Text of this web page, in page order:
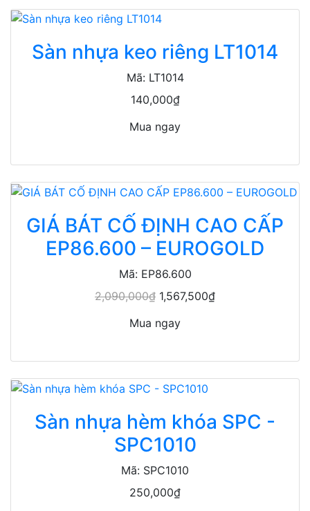
Sàn nhựa keo riêng LT1014
Mã: LT1014
140,000₫
Mua ngay
GIÁ BÁT CỐ ĐỊNH CAO CẤP
EP86.600 – EUROGOLD
Mã: EP86.600
2,090,000₫ 1,567,500₫
Mua ngay
Sàn nhựa hèm khóa SPC -
SPC1010
Mã: SPC1010
250,000₫